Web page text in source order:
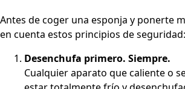
Antes de coger una esponja y ponerte
en cuenta estos principios de seguridad:
Desenchufa primero. Siempre.
Cualquier aparato que caliente o